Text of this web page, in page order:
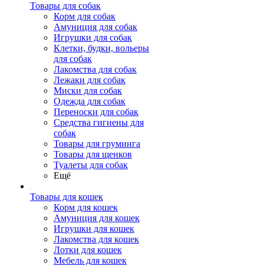
Товары для собак
Корм для собак
Амуниция для собак
Игрушки для собак
Клетки, будки, вольеры
для собак
Лакомства для собак
Лежаки для собак
Миски для собак
Одежда для собак
Переноски для собак
Средства гигиены для
собак
Товары для груминга
Товары для щенков
Туалеты для собак
Ещё
Товары для кошек
Корм для кошек
Амуниция для кошек
Игрушки для кошек
Лакомства для кошек
Лотки для кошек
Мебель для кошек